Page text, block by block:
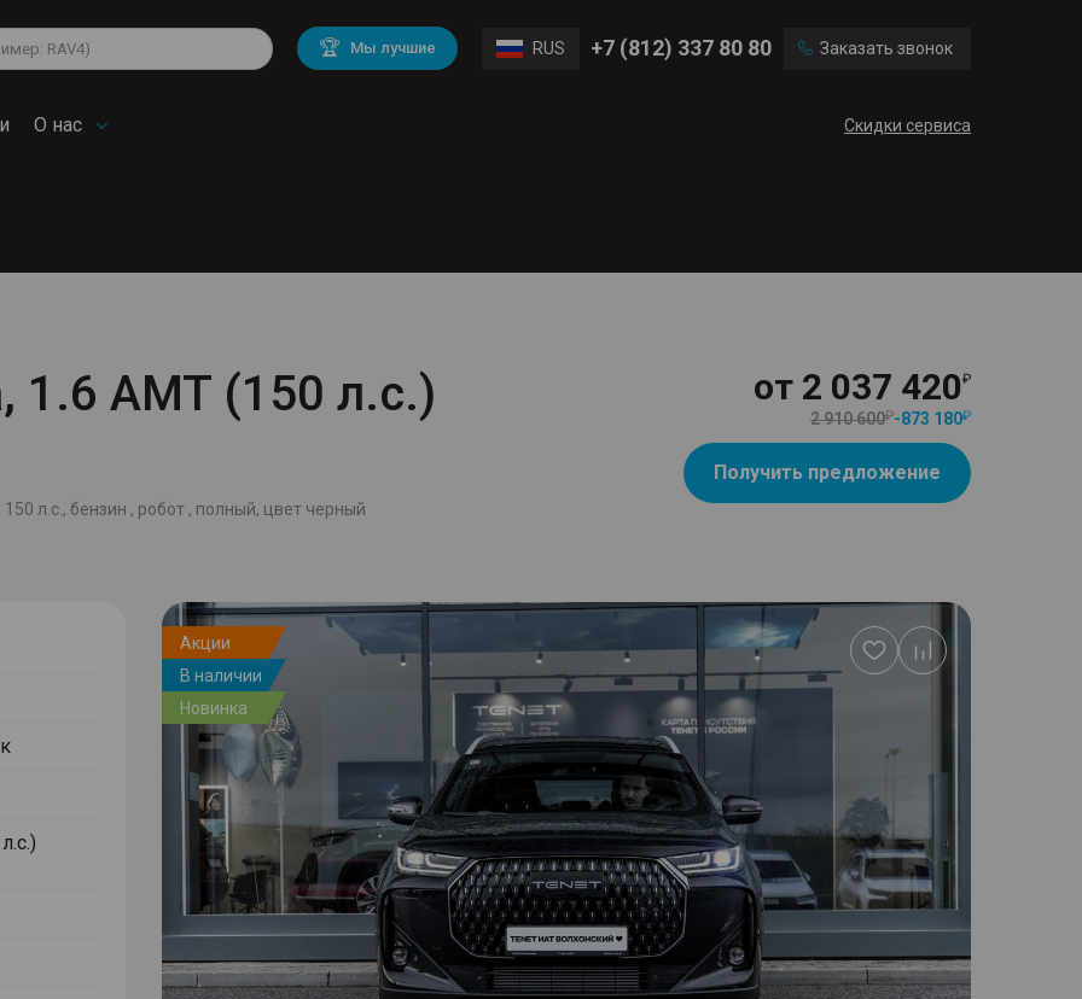
🏆 Мы лучшие RUS +7 (812) 337 80 80 Заказать звонок
О нас Скидки сервиса
Mitsubishi BMW
Chevrolet Volvo
1.6 AMT (150 л.с.)
л.с., бензин , робот , полный, цвет черный
от 2 037 420
2 910 600 -873 180
Получить предложение
Акции
В наличии
Новинка
Добавить
в